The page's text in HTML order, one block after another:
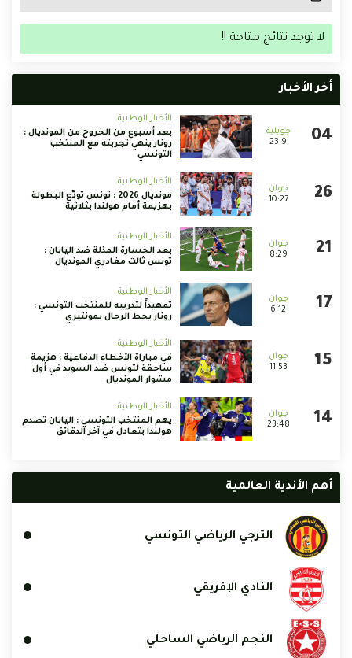
لا توجد نتائج متاحة !!
أخر الأخبار
23:9
الأخبار الوطنية
بعد أسبوع من الخروج من المونديال :
رونار ينهي تجربته مع المنتخب
التونسي
10:27
الأخبار الوطنية
مونديال 2026 : تونس تودّع البطولة
بهزيمة أمام هولندا بثلاثية
8:29
الأخبار الوطنية
بعد الخسارة المذلة ضد اليابان :
تونس ثالث مغادري المونديال
6:12
الأخبار الوطنية
تمهيداً لتدريبه للمنتخب التونسي :
رونار يحط الرحال بمونتيري
11:53
الأخبار الوطنية
في مباراة الأخطاء الدفاعية : هزيمة
ساحقة لتونس ضد السويد في أول
مشوار المونديال
23:48
الأخبار الوطنية
يهم المنتخب التونسي : اليابان تصدم
هولندا بتعادل في آخر الدقائق
أهم الأندية العالمية
الترجي الرياضي التونسي
النادي الإفريقي
النجم الرياضي الساحلي